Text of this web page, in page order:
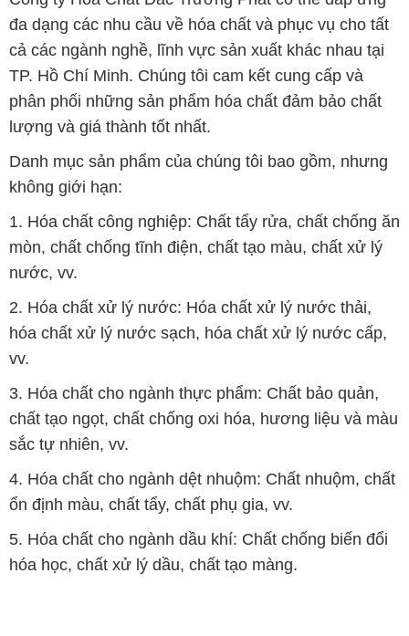
lượng và giá thành tốt nhất.
Danh mục sản phẩm của chúng tôi bao gồm, nhưng
không giới hạn:
1. Hóa chất công nghiệp: Chất tẩy rửa, chất chống ăn
mòn, chất chống tĩnh điện, chất tạo màu, chất xử lý
nước, vv.
2. Hóa chất xử lý nước: Hóa chất xử lý nước thải,
hóa chất xử lý nước sạch, hóa chất xử lý nước cấp,
vv.
3. Hóa chất cho ngành thực phẩm: Chất bảo quản,
chất tạo ngọt, chất chống oxi hóa, hương liệu và màu
sắc tự nhiên, vv.
4. Hóa chất cho ngành dệt nhuộm: Chất nhuộm, chất
ổn định màu, chất tẩy, chất phụ gia, vv.
5. Hóa chất cho ngành dầu khí: Chất chống biến đổi
hóa học, chất xử lý dầu, chất tạo màng.
Bản quyền © 2016 congtyhoachat.com.vn
CÔNG TY XNK TM SX HÓA CHẤT ĐẮC TRƯỜNG PHÁT